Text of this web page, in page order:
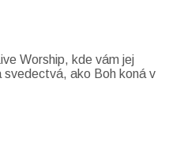
Worship, kde vám jej
svedectvá, ako Boh koná v